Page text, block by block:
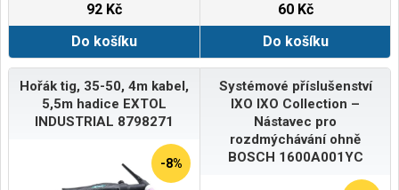
92 Kč
Do košíku
60 Kč
Do košíku
Hořák tig, 35-50, 4m kabel,
5,5m hadice EXTOL
INDUSTRIAL 8798271
-8%
Systémové příslušenství
IXO IXO Collection –
Nástavec pro
rozdmýchávání ohně
BOSCH 1600A001YC